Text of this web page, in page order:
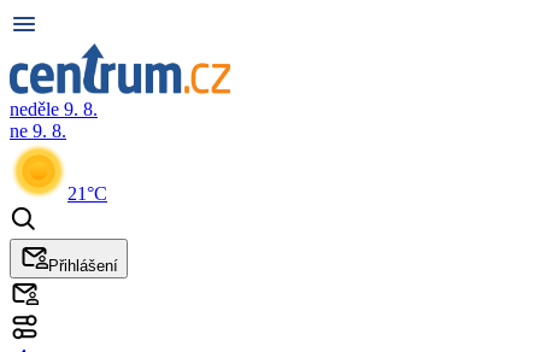
neděle 9. 8.
ne 9. 8.
21°C
Přihlášení